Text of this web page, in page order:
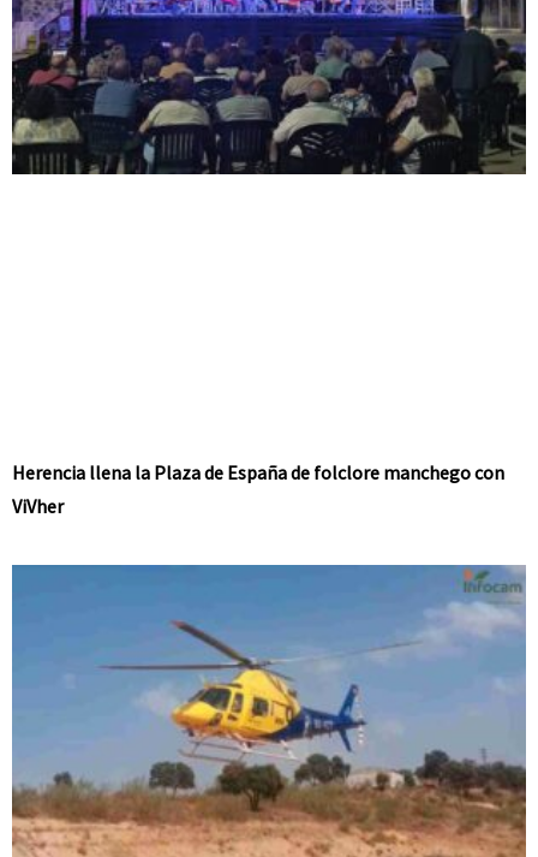
Herencia llena la Plaza de España de folclore manchego con
ViVher